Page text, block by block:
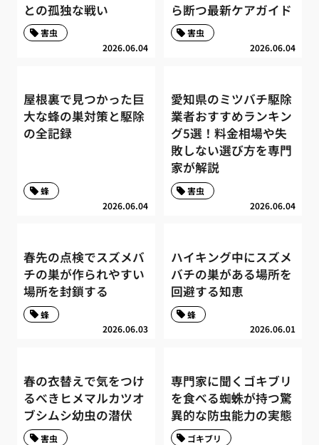
との孤独な戦い
2026.06.04
害虫
ら断つ最新ケアガイド
2026.06.04
害虫
屋根裏で見つかった巨
大な蜂の巣対策と駆除
の全記録
2026.06.04
蜂
愛知県のミツバチ駆除
業者おすすめランキン
グ5選！料金相場や失
敗しない選び方を専門
家が解説
2026.06.04
害虫
春先の点検でスズメバ
チの巣が作られやすい
場所を封鎖する
2026.06.03
蜂
ハイキング中にスズメ
バチの巣がある場所を
回避する知恵
2026.06.01
蜂
春の衣替えで気をつけ
るべきヒメマルカツオ
ブシムシ幼虫の潜伏
害虫
専門家に聞くゴキブリ
を食べる蜘蛛が持つ驚
異的な防虫能力の実態
ゴキブリ